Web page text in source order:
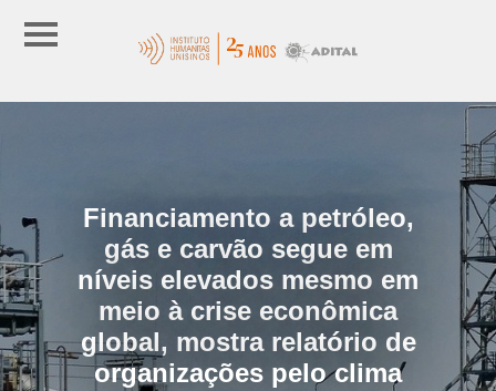
Financiamento a petróleo,
gás e carvão segue em
níveis elevados mesmo em
meio à crise econômica
global, mostra relatório de
organizações pelo clima